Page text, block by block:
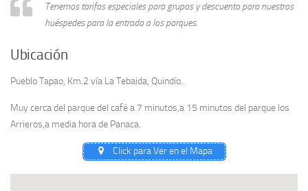
Tenemos tarifas especiales para grupos y descuento para nuestros
huéspedes para la entrada a los parques.
Ubicación
Pueblo Tapao, Km.2 vía La Tebaida, Quindío.
Muy cerca del parque del café a 7 minutos,a 15 minutos del parque los
Arrieros,a media hora de Panaca.
Click para Ver en el Mapa